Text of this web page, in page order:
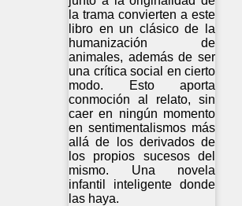
la trama convierten a este
libro en un clásico de la
humanización de
animales, además de ser
una crítica social en cierto
modo. Esto aporta
conmoción al relato, sin
caer en ningún momento
en sentimentalismos más
allá de los derivados de
los propios sucesos del
mismo. Una novela
infantil inteligente donde
las haya.